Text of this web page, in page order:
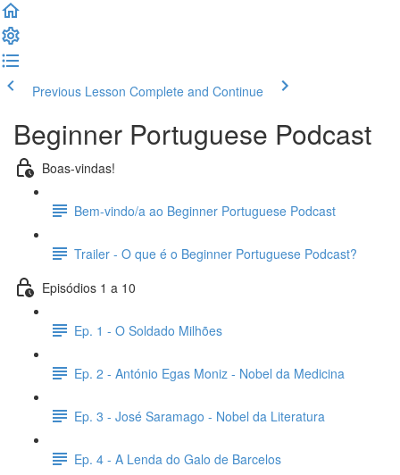
Previous Lesson Complete and Continue
Beginner Portuguese Podcast
Boas-vindas!
Bem-vindo/a ao Beginner Portuguese Podcast
Trailer - O que é o Beginner Portuguese Podcast?
Episódios 1 a 10
Ep. 1 - O Soldado Milhões
Ep. 2 - António Egas Moniz - Nobel da Medicina
Ep. 3 - José Saramago - Nobel da Literatura
Ep. 4 - A Lenda do Galo de Barcelos